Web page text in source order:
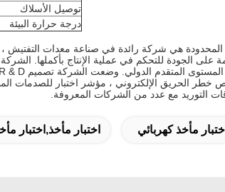
توصيل الأسلاك
درجة حرارة البيئة
هي شركة رائدة في صناعة معدات التفتيش ، التي أنشئت في عام 2003
على الجودة للتحكم في عملية الإنتاج بأكملها.
الشركة
المتقدم الدولي.
خطر الحريق الإلكتروني ، مؤشر اختبار للصدمات
التوريد مع عدد من الشركات المعروفة.
اختبار مأخذ كهربائي اختبار مأخذ,اختبار